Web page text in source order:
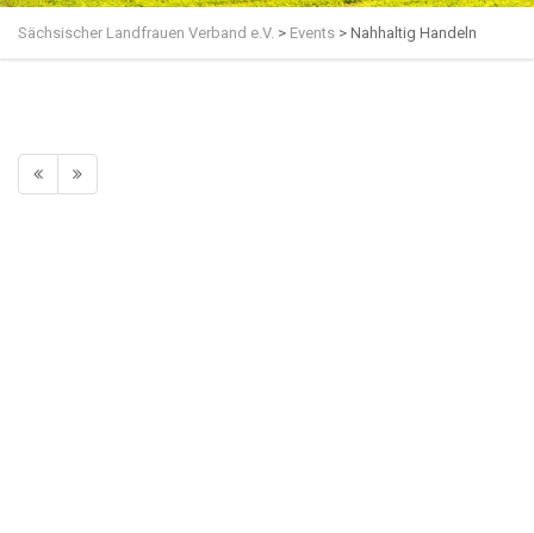
Sächsischer Landfrauen Verband e.V. > Events > Nahhaltig Handeln